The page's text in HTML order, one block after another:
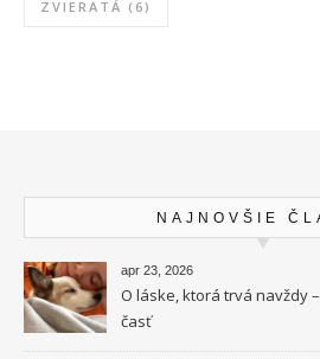
ZVIERATÁ (6)
NAJNOVŠIE
apr 23, 2026
O láske, ktorá trvá navždy
časť